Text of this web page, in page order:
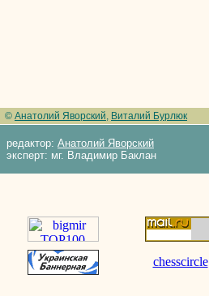
© Анатолий Яворский, Виталий Бурлюк
редактор: Анатолий Яворский
эксперт: мг. Владимир Баклан
chesscircle